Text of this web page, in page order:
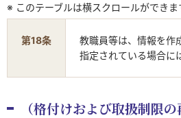
※ このテーブルは横スクロールができま
第18条
教職員等は、情報を作
指定されている場合に
（格付けおよび取扱制限の